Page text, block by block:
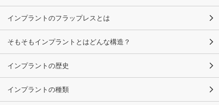
インプラントのフラップレスとは
そもそもインプラントとはどんな構造？
インプラントの歴史
インプラントの種類